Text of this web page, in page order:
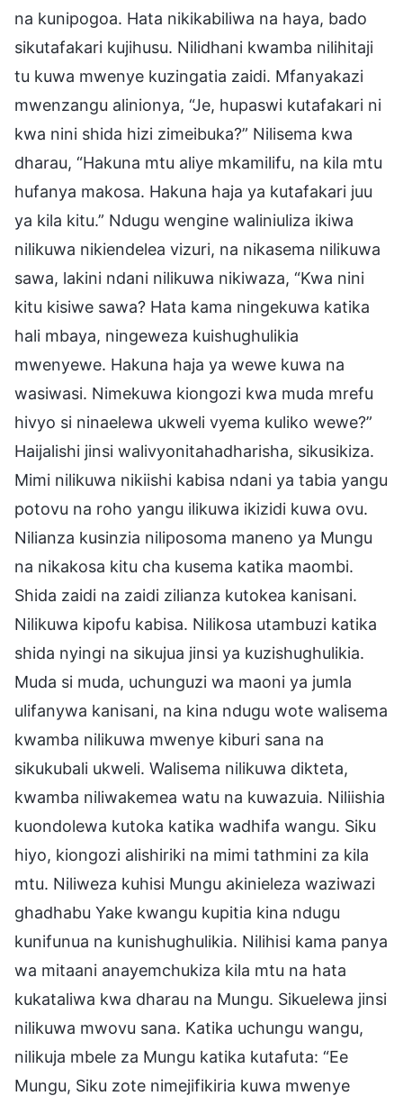
na kunipogoa. Hata nikikabiliwa na haya, bado
sikutafakari kujihusu. Nilidhani kwamba nilihitaji
tu kuwa mwenye kuzingatia zaidi. Mfanyakazi
mwenzangu alinionya, “Je, hupaswi kutafakari ni
kwa nini shida hizi zimeibuka?” Nilisema kwa
dharau, “Hakuna mtu aliye mkamilifu, na kila mtu
hufanya makosa. Hakuna haja ya kutafakari juu
ya kila kitu.” Ndugu wengine waliniuliza ikiwa
nilikuwa nikiendelea vizuri, na nikasema nilikuwa
sawa, lakini ndani nilikuwa nikiwaza, “Kwa nini
kitu kisiwe sawa? Hata kama ningekuwa katika
hali mbaya, ningeweza kuishughulikia
mwenyewe. Hakuna haja ya wewe kuwa na
wasiwasi. Nimekuwa kiongozi kwa muda mrefu
hivyo si ninaelewa ukweli vyema kuliko wewe?”
Haijalishi jinsi walivyonitahadharisha, sikusikiza.
Mimi nilikuwa nikiishi kabisa ndani ya tabia yangu
potovu na roho yangu ilikuwa ikizidi kuwa ovu.
Nilianza kusinzia niliposoma maneno ya Mungu
na nikakosa kitu cha kusema katika maombi.
Shida zaidi na zaidi zilianza kutokea kanisani.
Nilikuwa kipofu kabisa. Nilikosa utambuzi katika
shida nyingi na sikujua jinsi ya kuzishughulikia.
Muda si muda, uchunguzi wa maoni ya jumla
ulifanywa kanisani, na kina ndugu wote walisema
kwamba nilikuwa mwenye kiburi sana na
sikukubali ukweli. Walisema nilikuwa dikteta,
kwamba niliwakemea watu na kuwazuia. Niliishia
kuondolewa kutoka katika wadhifa wangu. Siku
hiyo, kiongozi alishiriki na mimi tathmini za kila
mtu. Niliweza kuhisi Mungu akinieleza waziwazi
ghadhabu Yake kwangu kupitia kina ndugu
kunifunua na kunishughulikia. Nilihisi kama panya
wa mitaani anayemchukiza kila mtu na hata
kukataliwa kwa dharau na Mungu. Sikuelewa jinsi
nilikuwa mwovu sana. Katika uchungu wangu,
nilikuja mbele za Mungu katika kutafuta: “Ee
Mungu, Siku zote nimejifikiria kuwa mwenye